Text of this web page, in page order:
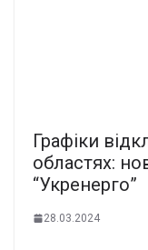
Графіки
областях:
“Укренерго”
28.03.2024